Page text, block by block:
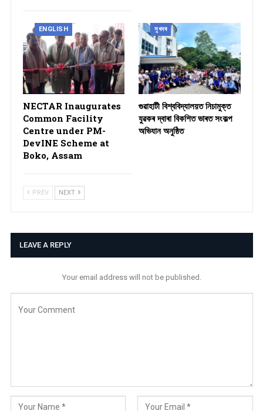
ENGLISH
NECTAR Inaugurates
Common Facility
Centre under PM-
DevINE Scheme at
Boko, Assam
সুখবৰ
গুৱাহাটী বিশ্ববিদ্যালয়ত নিচামুক্ত
যুৱকৰ দ্বাৰা বিকশিত ভাৰত সংকল্প
অভিযান অনুষ্ঠিত
PREV NEXT
LEAVE A REPLY
Your email address will not be published.